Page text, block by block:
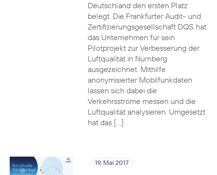
Deutschland den ersten Platz
belegt. Die Frankfurter Audit- und
Zertifizierungsgesellschaft DQS hat
das Unternehmen für sein
Pilotprojekt zur Verbesserung der
Luftqualität in Nürnberg
ausgezeichnet. Mithilfe
anonymisierter Mobilfunkdaten
lassen sich dabei die
Verkehrsströme messen und die
Luftqualität analysieren. Umgesetzt
hat das […]
19. Mai 2017